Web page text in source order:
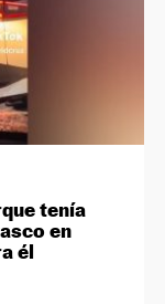
tenía
en
él